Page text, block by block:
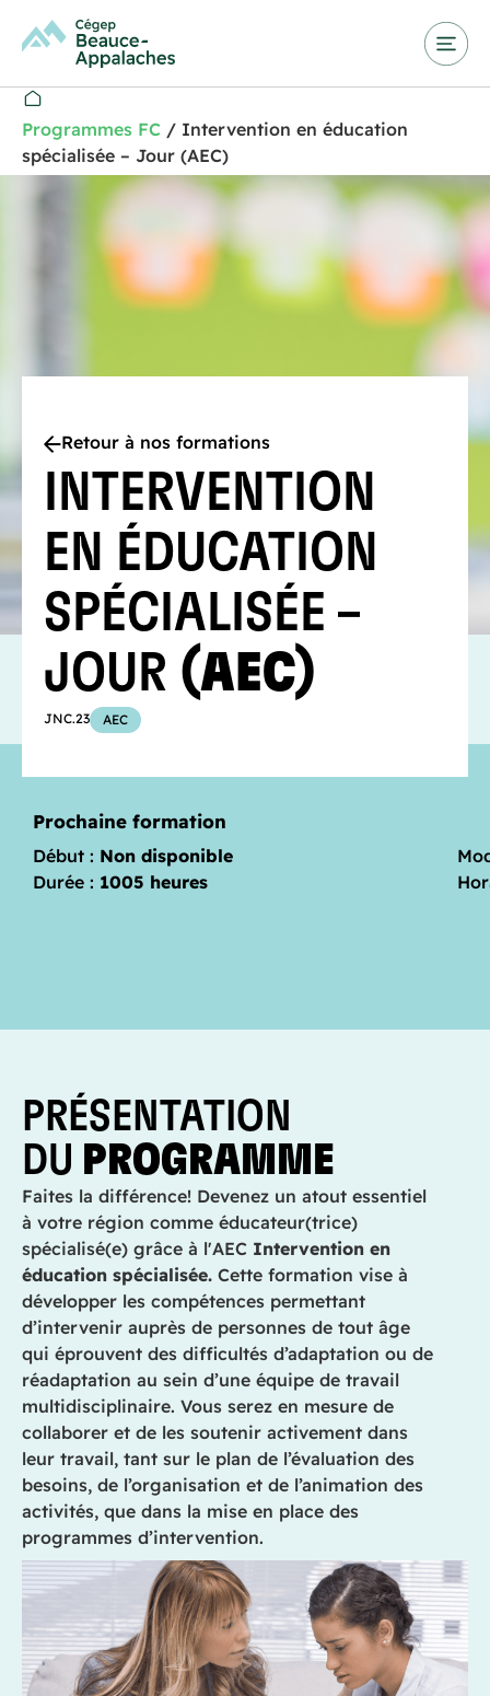
Programmes FC / Intervention en éducation
spécialisée – Jour (AEC)
Retour à nos formations
INTERVENTION
EN ÉDUCATION
SPÉCIALISÉE –
JOUR (AEC)
JNC.23 AEC
Prochaine formation
Début : Non disponible
Durée : 1005 heures
PRÉSENTATION
DU PROGRAMME
Faites la différence! Devenez un atout essentiel
à votre région comme éducateur(trice)
spécialisé(e) grâce à l'AEC Intervention en
éducation spécialisée. Cette formation vise à
développer les compétences permettant
d’intervenir auprès de personnes de tout âge
qui éprouvent des difficultés d’adaptation ou de
réadaptation au sein d’une équipe de travail
multidisciplinaire. Vous serez en mesure de
collaborer et de les soutenir activement dans
leur travail, tant sur le plan de l’évaluation des
besoins, de l’organisation et de l’animation des
activités, que dans la mise en place des
programmes d’intervention.